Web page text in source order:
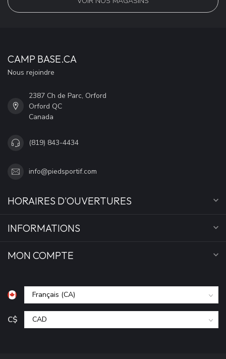
CAMP BASE.CA
Nous rejoindre
2387 Ch de Parc, Orford
Orford QC
Canada
(819) 843-4434
info@piedsportif.com
HORAIRES D'OUVERTURES
INFORMATIONS
MON COMPTE
C$